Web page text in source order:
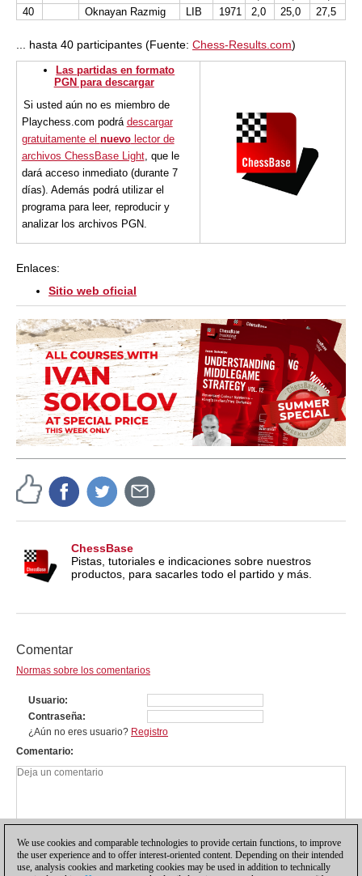
40
Oknayan Razmig LIB 1971 2,0 25,0 27,5
... hasta 40 participantes (Fuente: Chess-Results.com)
Las partidas en formato
PGN para descargar
Si usted aún no es miembro de
Playchess.com podrá descargar
gratuitamente el nuevolector de
archivos ChessBase Light, que le
dará acceso inmediato (durante 7
días). Además podrá utilizar el
programa para leer, reproducir y
analizar los archivos PGN.
Enlaces:
Sitio web oficial
ChessBase
Pistas, tutoriales e indicaciones sobre nuestros
productos, para sacarles todo el partido y más.
Comentar
Normas sobre los comentarios
Usuario
Contraseña
¿Aún no eres usuario? Registro
Comentario
We use cookies and comparable technologies to provide certain functions, to improve
the user experience and to offer interest-oriented content. Depending on their intended
use, analysis cookies and marketing cookies may be used in addition to technically